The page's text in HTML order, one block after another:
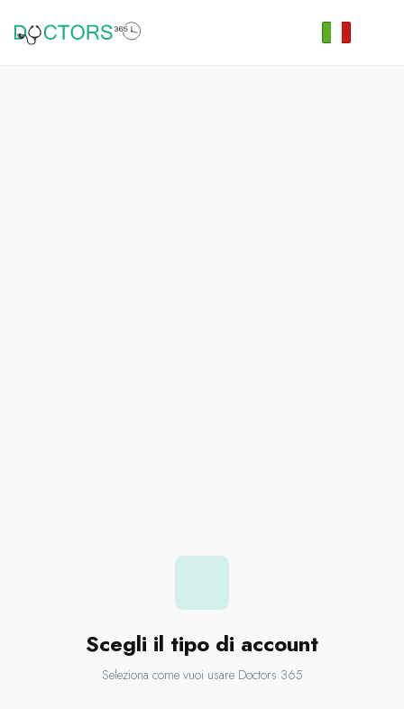
Scegli il tipo di account
Seleziona come vuoi usare Doctors 365